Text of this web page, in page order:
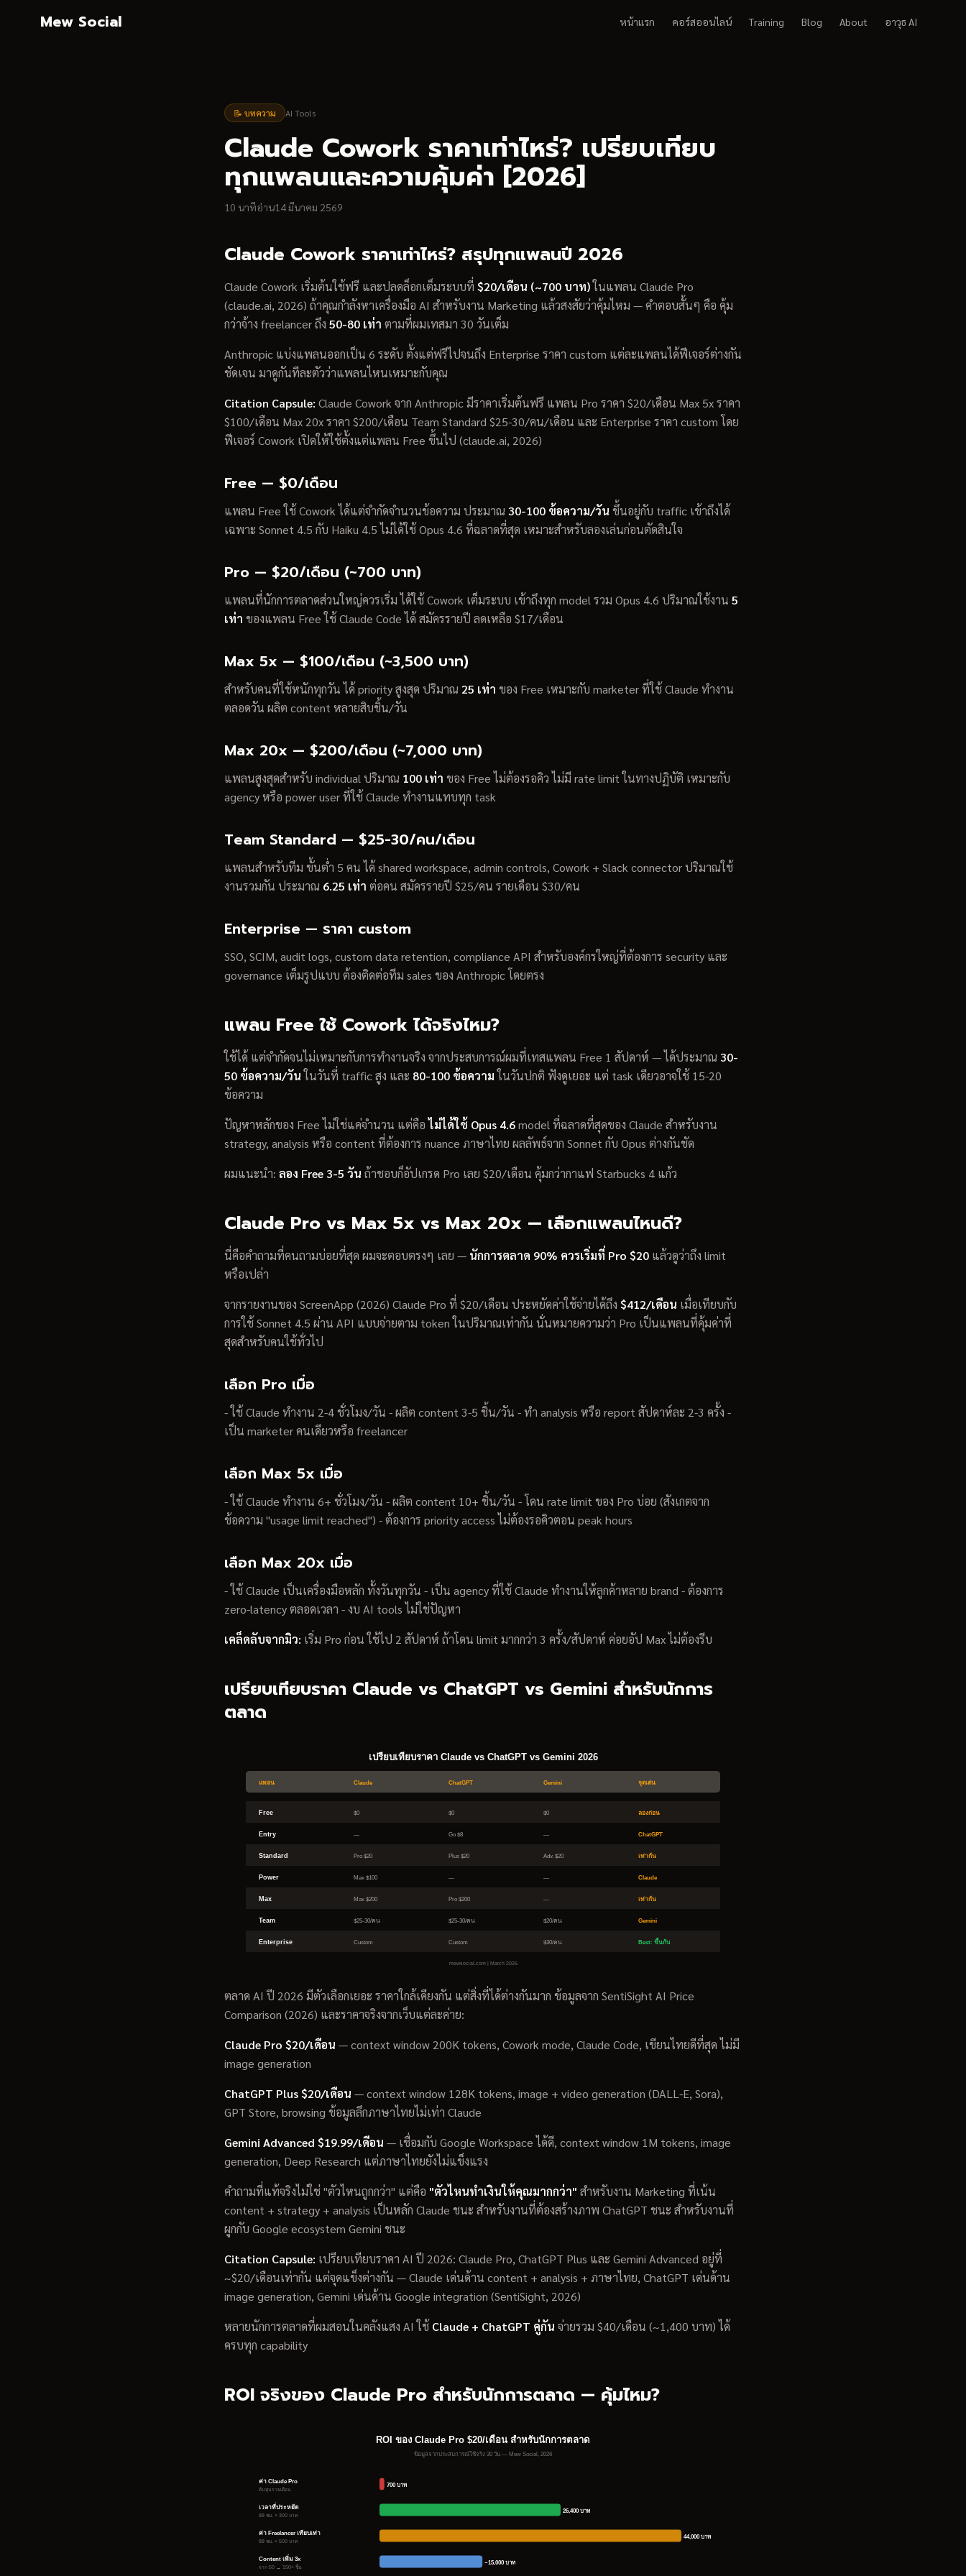
Mew Social หน้าแรก คอร์สออนไลน์ Training Blog About อาวุธ AI
📝 บทความ AI Tools
Claude Cowork ราคาเท่าไหร่? เปรียบเทียบ
ทุกแพลนและความคุ้มค่า [2026]
10 นาทีอ่าน14 มีนาคม 2569
Claude Cowork ราคาเท่าไหร่? สรุปทุกแพลนปี 2026
Claude Cowork เริ่มต้นใช้ฟรี และปลดล็อกเต็มระบบที่ $20/เดือน (~700 บาท)ในแพลน Claude Pro
(claude.ai, 2026) ถ้าคุณกำลังหาเครื่องมือ AI สำหรับงาน Marketing แล้วสงสัยว่าคุ้มไหม — คำตอบสั้นๆ คือ คุ้ม
กว่าจ้าง freelancer ถึง 50-80 เท่า ตามที่ผมเทสมา 30 วันเต็ม
Anthropic แบ่งแพลนออกเป็น 6 ระดับ ตั้งแต่ฟรีไปจนถึง Enterprise ราคา custom แต่ละแพลนได้ฟีเจอร์ต่างกัน
ชัดเจน มาดูกันทีละตัวว่าแพลนไหนเหมาะกับคุณ
Citation Capsule: Claude Cowork จาก Anthropic มีราคาเริ่มต้นฟรี แพลน Pro ราคา $20/เดือน Max 5x ราคา
$100/เดือน Max 20x ราคา $200/เดือน Team Standard $25-30/คน/เดือน และ Enterprise ราคา custom โดย
ฟีเจอร์ Cowork เปิดให้ใช้ตั้งแต่แพลน Free ขึ้นไป (claude.ai, 2026)
Free — $0/เดือน
แพลน Free ใช้ Cowork ได้แต่จำกัดจำนวนข้อความ ประมาณ 30-100 ข้อความ/วัน ขึ้นอยู่กับ traffic เข้าถึงได้
เฉพาะ Sonnet 4.5 กับ Haiku 4.5 ไม่ได้ใช้ Opus 4.6 ที่ฉลาดที่สุด เหมาะสำหรับลองเล่นก่อนตัดสินใจ
Pro — $20/เดือน (~700 บาท)
แพลนที่นักการตลาดส่วนใหญ่ควรเริ่ม ได้ใช้ Cowork เต็มระบบ เข้าถึงทุก model รวม Opus 4.6 ปริมาณใช้งาน 5
เท่า ของแพลน Free ใช้ Claude Code ได้ สมัครรายปี ลดเหลือ $17/เดือน
Max 5x — $100/เดือน (~3,500 บาท)
สำหรับคนที่ใช้หนักทุกวัน ได้ priority สูงสุด ปริมาณ 25 เท่า ของ Free เหมาะกับ marketer ที่ใช้ Claude ทำงาน
ตลอดวัน ผลิต content หลายสิบชิ้น/วัน
Max 20x — $200/เดือน (~7,000 บาท)
แพลนสูงสุดสำหรับ individual ปริมาณ 100 เท่า ของ Free ไม่ต้องรอคิว ไม่มี rate limit ในทางปฏิบัติ เหมาะกับ
agency หรือ power user ที่ใช้ Claude ทำงานแทบทุก task
Team Standard — $25-30/คน/เดือน
แพลนสำหรับทีม ขั้นต่ำ 5 คน ได้ shared workspace, admin controls, Cowork + Slack connector ปริมาณใช้
งานรวมกัน ประมาณ 6.25 เท่า ต่อคน สมัครรายปี $25/คน รายเดือน $30/คน
Enterprise — ราคา custom
SSO, SCIM, audit logs, custom data retention, compliance API สำหรับองค์กรใหญ่ที่ต้องการ security และ
governance เต็มรูปแบบ ต้องติดต่อทีม sales ของ Anthropic โดยตรง
แพลน Free ใช้ Cowork ได้จริงไหม?
ใช้ได้ แต่จำกัดจนไม่เหมาะกับการทำงานจริง จากประสบการณ์ผมที่เทสแพลน Free 1 สัปดาห์ — ได้ประมาณ 30-
50 ข้อความ/วันในวันที่ traffic สูง และ 80-100 ข้อความในวันปกติ ฟังดูเยอะ แต่ task เดียวอาจใช้ 15-20
ข้อความ
ปัญหาหลักของ Free ไม่ใช่แค่จำนวน แต่คือไม่ได้ใช้ Opus 4.6model ที่ฉลาดที่สุดของ Claude สำหรับงาน
strategy, analysis หรือ content ที่ต้องการ nuance ภาษาไทย ผลลัพธ์จาก Sonnet กับ Opus ต่างกันชัด
ผมแนะนำ: ลอง Free 3-5 วัน ถ้าชอบก็อัปเกรด Pro เลย $20/เดือน คุ้มกว่ากาแฟ Starbucks 4 แก้ว
Claude Pro vs Max 5x vs Max 20x — เลือกแพลนไหนดี?
นี่คือคำถามที่คนถามบ่อยที่สุด ผมจะตอบตรงๆ เลย — นักการตลาด 90% ควรเริ่มที่ Pro $20 แล้วดูว่าถึง limit
หรือเปล่า
จากรายงานของ ScreenApp (2026) Claude Pro ที่ $20/เดือน ประหยัดค่าใช้จ่ายได้ถึง $412/เดือน เมื่อเทียบกับ
การใช้ Sonnet 4.5 ผ่าน API แบบจ่ายตาม token ในปริมาณเท่ากัน นั่นหมายความว่า Pro เป็นแพลนที่คุ้มค่าที่
สุดสำหรับคนใช้ทั่วไป
เลือก Pro เมื่อ
- ใช้ Claude ทำงาน 2-4 ชั่วโมง/วัน - ผลิต content 3-5 ชิ้น/วัน - ทำ analysis หรือ report สัปดาห์ละ 2-3 ครั้ง -
เป็น marketer คนเดียวหรือ freelancer
เลือก Max 5x เมื่อ
- ใช้ Claude ทำงาน 6+ ชั่วโมง/วัน - ผลิต content 10+ ชิ้น/วัน - โดน rate limit ของ Pro บ่อย (สังเกตจาก
ข้อความ "usage limit reached") - ต้องการ priority access ไม่ต้องรอคิวตอน peak hours
เลือก Max 20x เมื่อ
- ใช้ Claude เป็นเครื่องมือหลัก ทั้งวันทุกวัน - เป็น agency ที่ใช้ Claude ทำงานให้ลูกค้าหลาย brand - ต้องการ
zero-latency ตลอดเวลา - งบ AI tools ไม่ใช่ปัญหา
เคล็ดลับจากมิว: เริ่ม Pro ก่อน ใช้ไป 2 สัปดาห์ ถ้าโดน limit มากกว่า 3 ครั้ง/สัปดาห์ ค่อยอัป Max ไม่ต้องรีบ
เปรียบเทียบราคา Claude vs ChatGPT vs Gemini สำหรับนักการ
ตลาด
ตลาด AI ปี 2026 มีตัวเลือกเยอะ ราคาใกล้เคียงกัน แต่สิ่งที่ได้ต่างกันมาก ข้อมูลจาก SentiSight AI Price
Comparison (2026) และราคาจริงจากเว็บแต่ละค่าย:
Claude Pro $20/เดือน — context window 200K tokens, Cowork mode, Claude Code, เขียนไทยดีที่สุด ไม่มี
image generation
ChatGPT Plus $20/เดือน — context window 128K tokens, image + video generation (DALL-E, Sora),
GPT Store, browsing ข้อมูลลึกภาษาไทยไม่เท่า Claude
Gemini Advanced $19.99/เดือน — เชื่อมกับ Google Workspace ได้ดี, context window 1M tokens, image
generation, Deep Research แต่ภาษาไทยยังไม่แข็งแรง
คำถามที่แท้จริงไม่ใช่ "ตัวไหนถูกกว่า" แต่คือ "ตัวไหนทำเงินให้คุณมากกว่า" สำหรับงาน Marketing ที่เน้น
content + strategy + analysis เป็นหลัก Claude ชนะ สำหรับงานที่ต้องสร้างภาพ ChatGPT ชนะ สำหรับงานที่
ผูกกับ Google ecosystem Gemini ชนะ
Citation Capsule: เปรียบเทียบราคา AI ปี 2026: Claude Pro, ChatGPT Plus และ Gemini Advanced อยู่ที่
~$20/เดือนเท่ากัน แต่จุดแข็งต่างกัน — Claude เด่นด้าน content + analysis + ภาษาไทย, ChatGPT เด่นด้าน
image generation, Gemini เด่นด้าน Google integration (SentiSight, 2026)
หลายนักการตลาดที่ผมสอนในคลังแสง AI ใช้ Claude + ChatGPT คู่กัน จ่ายรวม $40/เดือน (~1,400 บาท) ได้
ครบทุก capability
ROI จริงของ Claude Pro สำหรับนักการตลาด — คุ้มไหม?